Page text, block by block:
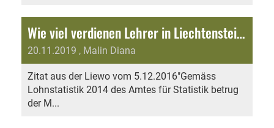
Wie viel verdienen Lehrer in Liechtenstein?
20.11.2019 , Malin Diana
Zitat aus der Liewo vom 5.12.2016"Gemäss
Lohnstatistik 2014 des Amtes für Statistik betrug
der M...